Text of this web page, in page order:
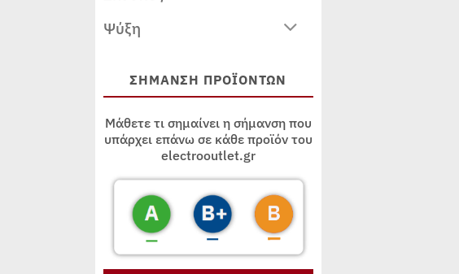
Ψύξη
ΣΗΜΑΝΣΗ ΠΡΟΪΟΝΤΩΝ
Μάθετε τι σημαίνει η σήμανση που
υπάρχει επάνω σε κάθε προϊόν του
electrooutlet.gr